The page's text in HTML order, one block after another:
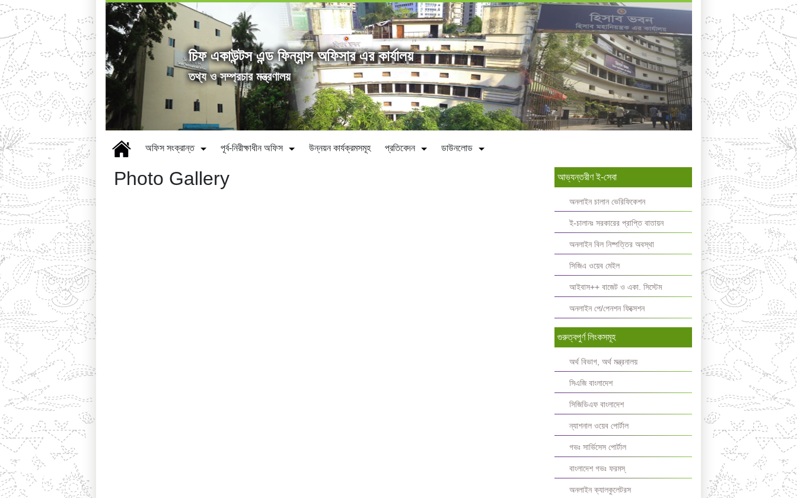
চিফ একাউন্টস এন্ড ফিন্যান্স অফিসার এর কার্যালয়
তথ্য ও সম্প্রচার মন্ত্রণালয়
অফিস সংক্রান্ত পূর্ব-নিরীক্ষাধীন অফিস উন্নয়ন কার্যক্রমসমূহ প্রতিবেদন ডাউনলোড
Photo Gallery আভ্যন্তরীণ ই-সেবা
অনলাইন চালান ভেরিফিকেশন
ই-চালানঃ সরকারের প্রাপ্তি বাতায়ন
অনলাইন বিল নিষ্পত্তির অবস্থা
সিজিএ ওয়েব মেইল
আইবাস++ বাজেট ও একা. সিস্টেম
অনলাইন পে/পেনশন ফিক্সেশন
গুরুত্বপুর্ণ লিংকসমূহ
অর্থ বিভাগ, অর্থ মন্ত্রনালয়
সিএজি বাংলাদেশ
সিজিডিএফ বাংলাদেশ
ন্যাশনাল ওয়েব পোর্টাল
গভঃ সার্ভিসেস পোর্টাল
বাংলাদেশ গভঃ ফরমস্‌
অনলাইন ক্যালকুলেটরস